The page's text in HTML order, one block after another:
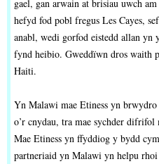
gael, gan arwain at brisiau uwch
hefyd fod pobl fregus Les Cayes,
anabl, wedi gorfod eistedd allan
fynd heibio. Gweddïwn dros waith
Haiti.
Yn Malawi mae Etiness yn
o’r cnydau, tra mae sychder
Mae Etiness yn ffyddiog y bydd
partneriaid yn Malawi yn helpu